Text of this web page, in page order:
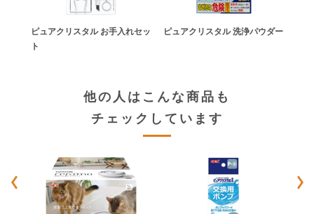
ピュアクリスタル お手入れセッ
ト
ピュアクリスタル 洗浄パウダー
他の人はこんな商品も
チェックしています